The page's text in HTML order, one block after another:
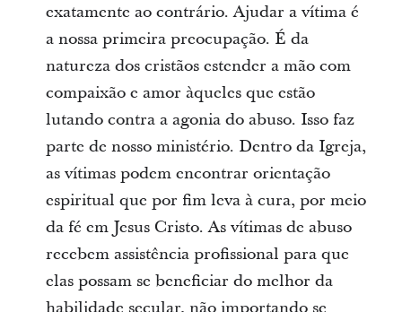
exatamente ao contrário. Ajudar a vítima é
a nossa primeira preocupação. É da
natureza dos cristãos estender a mão com
compaixão e amor àqueles que estão
lutando contra a agonia do abuso. Isso faz
parte de nosso ministério. Dentro da Igreja,
as vítimas podem encontrar orientação
espiritual que por fim leva à cura, por meio
da fé em Jesus Cristo. As vítimas de abuso
recebem assistência profissional para que
elas possam se beneficiar do melhor da